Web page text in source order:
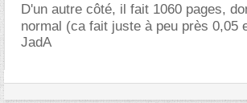
D'un autre côté, il fait 1060 pages,
normal (ca fait juste à peu près 0,05
JadA